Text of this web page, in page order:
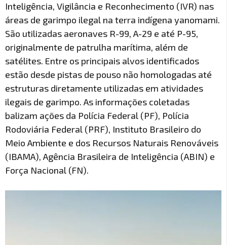
Inteligência, Vigilância e Reconhecimento (IVR) nas
áreas de garimpo ilegal na terra indígena yanomami.
São utilizadas aeronaves R-99, A-29 e até P-95,
originalmente de patrulha marítima, além de
satélites. Entre os principais alvos identificados
estão desde pistas de pouso não homologadas até
estruturas diretamente utilizadas em atividades
ilegais de garimpo. As informações coletadas
balizam ações da Polícia Federal (PF), Polícia
Rodoviária Federal (PRF), Instituto Brasileiro do
Meio Ambiente e dos Recursos Naturais Renováveis
(IBAMA), Agência Brasileira de Inteligência (ABIN) e
Força Nacional (FN).